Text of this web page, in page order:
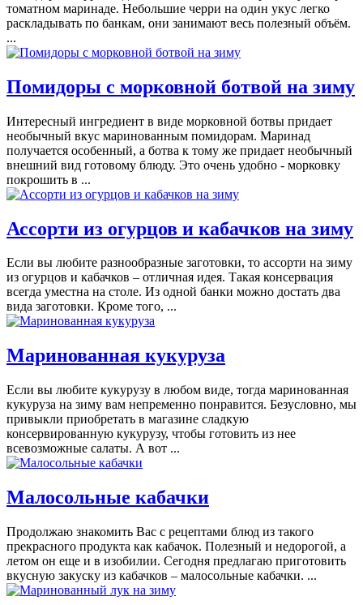
томатном маринаде. Небольшие черри на один укус легко
раскладывать по банкам, они занимают весь полезный объём.
...
Помидоры с морковной ботвой на зиму
Интересный ингредиент в виде морковной ботвы придает
необычный вкус маринованным помидорам. Маринад
получается особенный, а ботва к тому же придает необычный
внешний вид готовому блюду. Это очень удобно - морковку
покрошить в ...
Ассорти из огурцов и кабачков на зиму
Если вы любите разнообразные заготовки, то ассорти на зиму
из огурцов и кабачков – отличная идея. Такая консервация
всегда уместна на столе. Из одной банки можно достать два
вида заготовки. Кроме того, ...
Маринованная кукуруза
Если вы любите кукурузу в любом виде, тогда маринованная
кукуруза на зиму вам непременно понравится. Безусловно, мы
привыкли приобретать в магазине сладкую
консервированную кукурузу, чтобы готовить из нее
всевозможные салаты. А вот ...
Малосольные кабачки
Продолжаю знакомить Вас с рецептами блюд из такого
прекрасного продукта как кабачок. Полезный и недорогой, а
летом он еще и в изобилии. Сегодня предлагаю приготовить
вкусную закуску из кабачков – малосольные кабачки. ...